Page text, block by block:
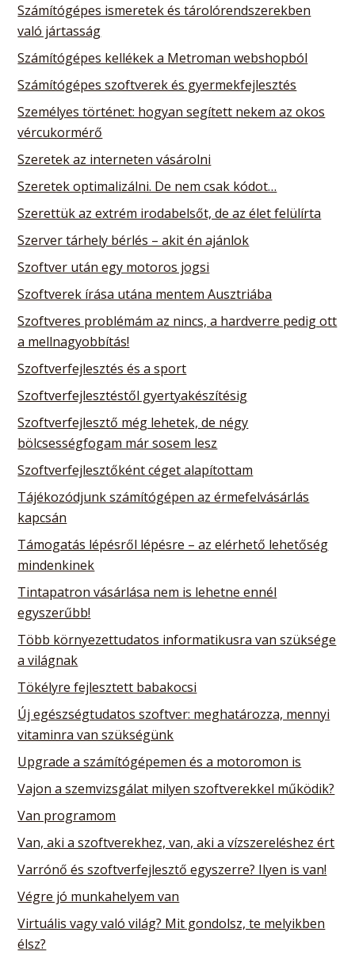
Számítógépes ismeretek és tárolórendszerekben
való jártasság
Számítógépes kellékek a Metroman webshopból
Számítógépes szoftverek és gyermekfejlesztés
Személyes történet: hogyan segített nekem az okos
vércukormérő
Szeretek az interneten vásárolni
Szeretek optimalizálni. De nem csak kódot…
Szerettük az extrém irodabelsőt, de az élet felülírta
Szerver tárhely bérlés – akit én ajánlok
Szoftver után egy motoros jogsi
Szoftverek írása utána mentem Ausztriába
Szoftveres problémám az nincs, a hardverre pedig ott
a mellnagyobbítás!
Szoftverfejlesztés és a sport
Szoftverfejlesztéstől gyertyakészítésig
Szoftverfejlesztő még lehetek, de négy
bölcsességfogam már sosem lesz
Szoftverfejlesztőként céget alapítottam
Tájékozódjunk számítógépen az érmefelvásárlás
kapcsán
Támogatás lépésről lépésre – az elérhető lehetőség
mindenkinek
Tintapatron vásárlása nem is lehetne ennél
egyszerűbb!
Több környezettudatos informatikusra van szüksége
a világnak
Tökélyre fejlesztett babakocsi
Új egészségtudatos szoftver: meghatározza, mennyi
vitaminra van szükségünk
Upgrade a számítógépemen és a motoromon is
Vajon a szemvizsgálat milyen szoftverekkel működik?
Van programom
Van, aki a szoftverekhez, van, aki a vízszereléshez ért
Varrónő és szoftverfejlesztő egyszerre? Ilyen is van!
Végre jó munkahelyem van
Virtuális vagy való világ? Mit gondolsz, te melyikben
élsz?